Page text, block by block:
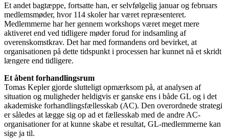
Et andet bagtæppe, fortsatte han, er selvfølgelig januar og februars
medlemsmøder, hvor 114 skoler har været repræsenteret.
Medlemmerne har her gennem workshops været meget mere
aktiveret end ved tidligere møder forud for indsamling af
overenskomstkrav. Det har med formandens ord bevirket, at
organisationen på dette tidspunkt i processen har kunnet nå et skridt
længere end tidligere.
Et åbent forhandlingsrum
Tomas Kepler gjorde slutteligt opmærksom på, at analysen af
situation og muligheder heldigvis er ganske ens i både GL og i det
akademiske forhandlingsfællesskab (AC). Den overordnede strategi
er således at lægge sig op ad et fællesskab med de andre AC-
organisationer for at kunne skabe et resultat, GL-medlemmerne kan
sige ja til.